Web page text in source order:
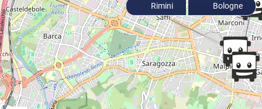
Rimini Bologne